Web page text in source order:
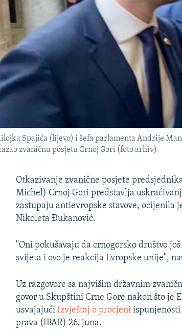
Spajića (lijevo) i šefa parlamenta Andrije
zvaničnu posjetu Crnoj Gori (foto arhiv)
Otkazivanje zvanične posjete
Michel) Crnoj Gori predstavlja
zastupaju antievropske stavove, ocijenila
Nikoleta Đukanović.
"Oni pokušavaju da crnogorsko društvo
svijeta i ovo je reakcija Evropske unije",
Uz razgovore sa najvišim državnim
govor u Skupštini Crne Gore nakon što je
usvajajućiIzvještaj o procjeni
prava (IBAR) 26. juna.